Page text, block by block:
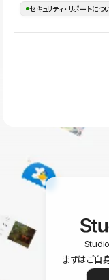
す。
の暗号化、データ保
はSSL/TLSによる通
セキュリティ・サポートにつ
操作方法や機能につ
ユーザー同士で質問
まずはご自